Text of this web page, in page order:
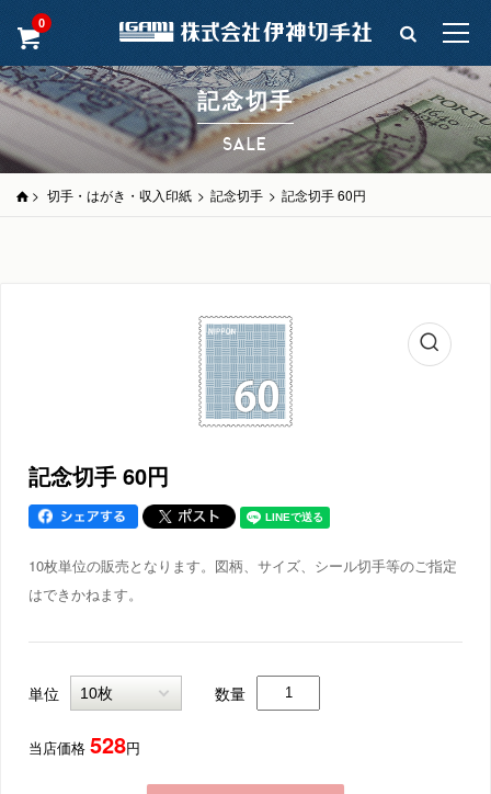
0
記念切手
SALE
> 切手・はがき・収入印紙 > 記念切手 > 記念切手 60円
記念切手 60円
10枚単位の販売となります。図柄、サイズ、シール切手等のご指定
はできかねます。
単位 数量
当店価格 528円